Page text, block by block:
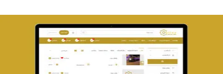
تصميم حراج مهنى